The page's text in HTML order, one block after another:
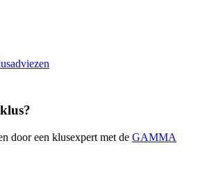
door een klusexpert met de GAMMA